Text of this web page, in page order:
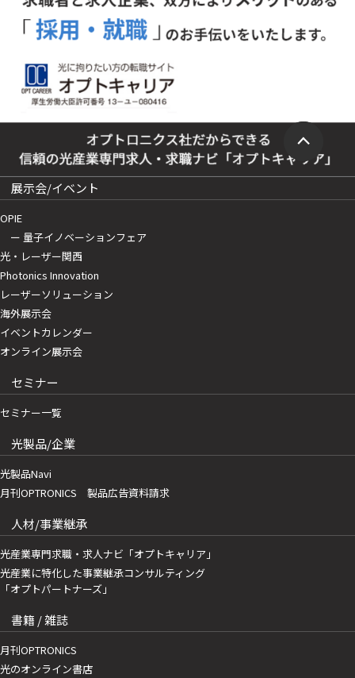
展示会/イベント
OPIE
ー 量子イノベーションフェア
光・レーザー関西
Photonics Innovation
レーザーソリューション
海外展示会
イベントカレンダー
オンライン展示会
セミナー
セミナー一覧
光製品/企業
光製品Navi
月刊OPTRONICS 製品広告資料請求
人材/事業継承
光産業専門求職・求人ナビ「オプトキャリア」
光産業に特化した事業継承コンサルティング
「オプトパートナーズ」
書籍 / 雑誌
月刊OPTRONICS
光のオンライン書店